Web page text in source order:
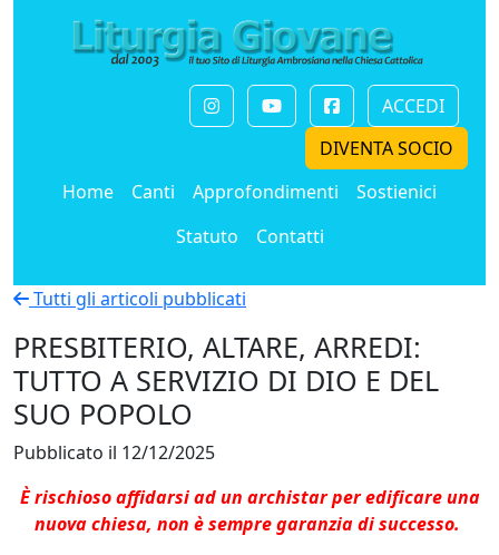
ACCEDI
DIVENTA SOCIO
Home
Canti Approfondimenti
Sostienici
Statuto
Contatti
Tutti gli articoli pubblicati
PRESBITERIO, ALTARE, ARREDI:
TUTTO A SERVIZIO DI DIO E DEL
SUO POPOLO
Pubblicato il 12/12/2025
È rischioso affidarsi ad un archistar per edificare una
nuova chiesa, non è sempre garanzia di successo.